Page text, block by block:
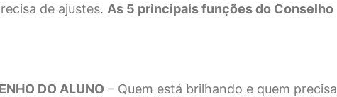
de ajustes. As 5 principais funçõesdo Conselho
DO ALUNO – Quem está brilhando e quem precisa